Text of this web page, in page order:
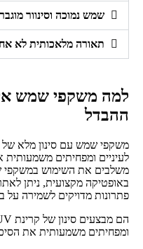
שמש נמוכה וסינוור מוגבר
תאורה מלאכותית לא
למה משקפי שמש
ההבדל
לעיניים ומפחיתים
משלבים את השימוש במשקפי
באופטיקה מקצועית, ניתן
פתרונות מדויקים לשמירה על
ומפחיתים משמעותית את